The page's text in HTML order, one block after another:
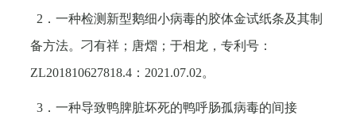
2 ．一种检测新型鹅细小病毒的胶体金试纸条及其制
备方法。刁有祥；唐熠；于相龙，专利号：
ZL201810627818.4： 2021.07.02。
3．一种导致鸭脾脏坏死的鸭呼肠孤病毒的间接